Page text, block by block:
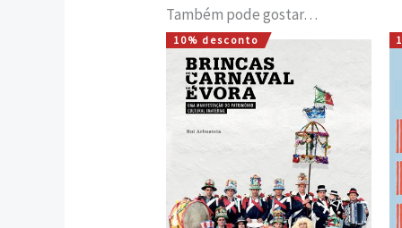
Também pode gostar…
10% desconto
O
preço
original
era:
15,00 €.
O
preço
atual
é:
13,50 €.